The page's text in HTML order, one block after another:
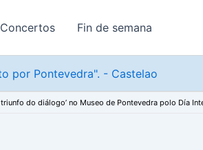
Concertos Fin de semana
por Pontevedra". - Castelao
triunfo do diálogo’ no Museo de Pontevedra polo Día